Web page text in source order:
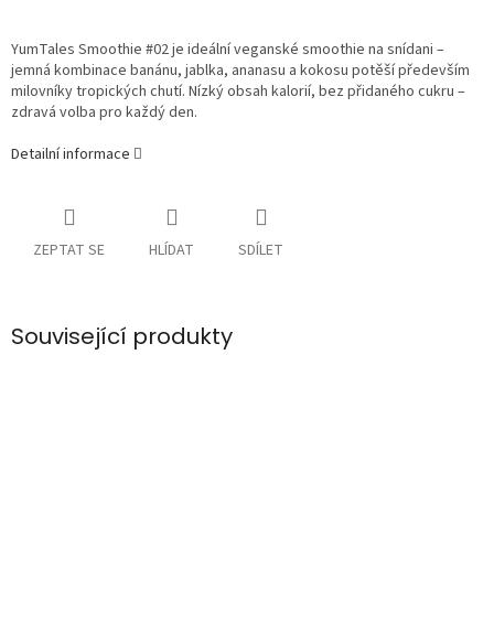
YumTales Smoothie #02 je ideální veganské smoothie na snídani –
jemná kombinace banánu, jablka, ananasu a kokosu potěší především
milovníky tropických chutí. Nízký obsah kalorií, bez přidaného cukru –
zdravá volba pro každý den.
Detailní informace
ZEPTAT SE HLÍDAT SDÍLET
Související produkty